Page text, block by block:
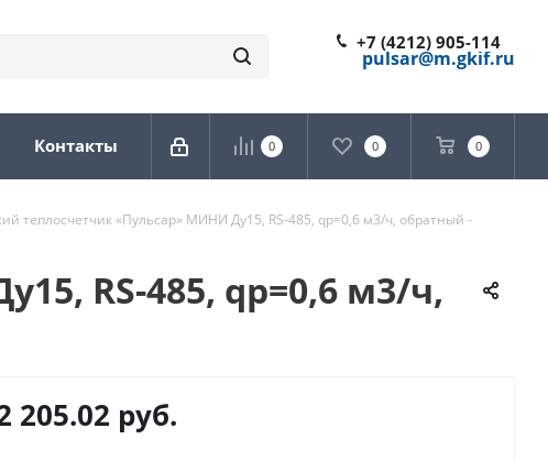
+7 (4212) 905-114
pulsar@m.gkif.ru
0 0 0
Контакты
теплосчетчик «Пульсар» МИНИ Ду15, RS-485, qp=0,6 м3/ч, обратный -
RS-485, qp=0,6 м3/ч,
205.02 руб.